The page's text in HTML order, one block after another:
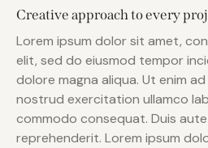
Creative approach to every
Lorem ipsum dolor sit amet,
elit, sed do eiusmod tempor
dolore magna aliqua. Ut enim ad
nostrud exercitation ullamco
commodo consequat. Duis
reprehenderit. Lorem ipsum